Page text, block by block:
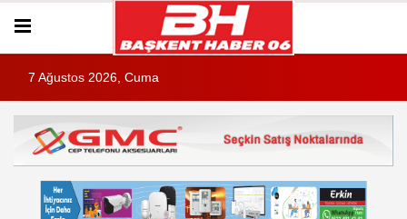
7 Ağustos 2026, Cuma